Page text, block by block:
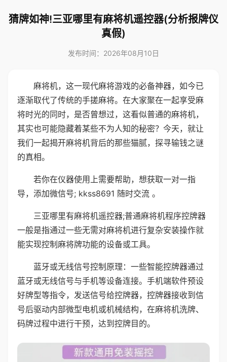
猜牌如神!三亚哪里有麻将机遥控器(分析报牌仪
真假)
发布时间：2026年08月10日
麻将机，这一现代麻将游戏的必备神器，如今已
逐渐取代了传统的手搓麻将。在大家聚在一起享受麻
将时光的同时，是否曾想过，这看似普通的麻将机，
其实也可能隐藏着某些不为人知的秘密？今天，就让
我们一起揭开麻将机背后的那些猫腻，探寻输钱之谜
的真相。
若你在仪器使用上需要帮助，想获取一对一指
导，添加微信号; kkss8691 随时交流 。
三亚哪里有麻将机遥控器;普通麻将机程序控牌器
一般是指通过一些无需对麻将机进行复杂安装操作就
能实现控制麻将牌功能的设备或工具。
蓝牙或无线信号控制原理：一些智能控牌器通过
蓝牙或无线信号与手机等设备连接。手机端软件预设
好牌型等指令，发送信号给控牌器，控牌器接收到信
号后驱动内部微型电机或机械结构，在麻将机洗牌、
码牌过程中进行干预，达到控牌目的。